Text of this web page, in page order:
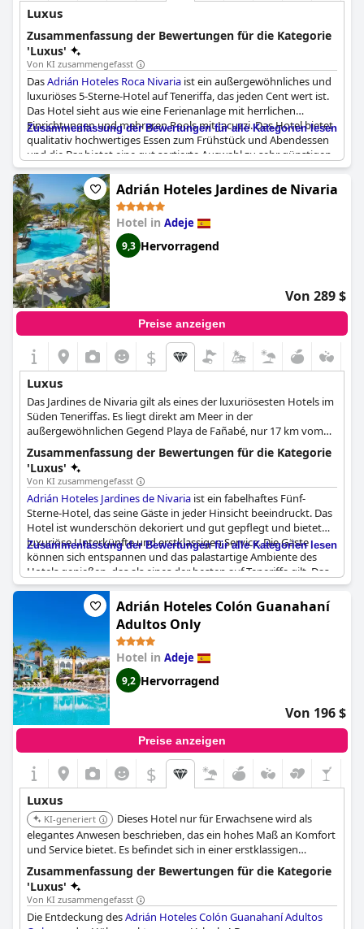
Luxus
Zusammenfassung der Bewertungen für die Kategorie
'Luxus'
Von KI zusammengefasst
DasAdrián Hoteles Roca Nivaria ist ein außergewöhnliches und
luxuriöses 5-Sterne-Hotel auf Teneriffa, das jeden Cent wert ist.
Das Hotel sieht aus wie eine Ferienanlage mit herrlichen
Einrichtungen und mehreren Pools mit Jacuzzi. Das Hotel bietet
qualitativ hochwertiges Essen zum Frühstück und Abendessen
und die Bar bietet eine gut sortierte Auswahl zu sehr günstigen
Preisen. Das Personal ist sehr freundlich und hervorragend und
macht Ihren Aufenthalt zu einem 5-Sterne-Urlaub. Obwohl
einige Gäste die spartanische Einrichtung der Zimmer
bemängeln, sind die meisten Gäste der Meinung, dass das Hotel
seinen 5-Sterne-Status verdient hat. Allerdings könnte sich das
Hotel verbessern, indem es eine kostenlose Minibar zur
Verfügung stellt, für die einige Gäste eine zusätzliche Gebühr
verlangen. Im Allgemeinen ist das
ein absolut erstklassiges 5-Sterne-Hotel, in dem man einen
wunderschönen und luxuriösen Aufenthalt verbringen kann.
Zusammenfassung der Bewertungen für alle Kategorien lesen
Adrián Hoteles Jardines de Nivaria
Hotel in Adeje
9,3 Hervorragend
Von 289 $
Preise anzeigen
$
Luxus
Das Jardines de Nivaria gilt als eines der luxuriösesten Hotels im
Süden Teneriffas. Es liegt direkt am Meer in der
außergewöhnlichen Gegend Playa de Fañabé, nur 17 km vom
internationalen Flughafen Reina Sofia entfernt.
Zusammenfassung der Bewertungen für die Kategorie
'Luxus'
Von KI zusammengefasst
Adrián Hoteles Jardines de Nivaria ist ein fabelhaftes Fünf-
Sterne-Hotel, das seine Gäste in jeder Hinsicht beeindruckt. Das
Hotel ist wunderschön dekoriert und gut gepflegt und bietet
luxuriöse Unterkünfte und erstklassigen Service. Die Gäste
können sich entspannen und das palastartige Ambiente des
Hotels genießen, das als eines der besten auf Teneriffa gilt. Das
Hotel ist geschickt um eine Reihe von Pools herum angelegt
und bietet eine wunderbare Atmosphäre für eine entspannte
Zeit. Trotz einiger negativer Kommentare über das Essen, das
nicht ganz dem Fünf-Sterne-Standard entsprach, fanden die
Gäste insgesamt alles perfekt und außergewöhnlich.
Hoteles Jardines de Nivariaist definitiv eine ausgezeichnete
Wahl für einen Luxusurlaub.
Zusammenfassung der Bewertungen für alle Kategorien lesen
Adrián Hoteles Colón Guanahaní
Adultos Only
Hotel in Adeje
9,2 Hervorragend
Von 196 $
Preise anzeigen
$
Luxus
KI-generiert
Dieses Hotel nur für Erwachsene wird als
elegantes Anwesen beschrieben, das ein hohes Maß an Komfort
und Service bietet. Es befindet sich in einer erstklassigen
Gegend und richtet sich speziell an erwachsene Gäste, die eine
luxuriöse und entspannte Atmosphäre suchen.
Zusammenfassung der Bewertungen für die Kategorie
'Luxus'
Von KI zusammengefasst
Die Entdeckung desAdrián Hoteles Colón Guanahaní Adultos